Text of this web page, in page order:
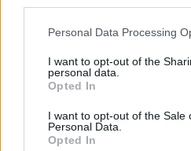
Personal Data Processing
I want to opt-out of the
personal data.
Opted In
I want to opt-out of the Sale
Personal Data.
Opted In
Η νέα
ψηφιακή
της στο
Η ena